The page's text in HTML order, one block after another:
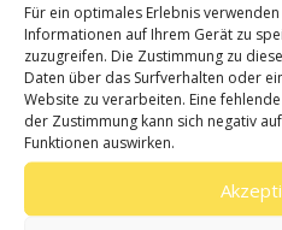
Für ein optimales Erlebnis
Informationen auf Ihrem Gerät zu
zuzugreifen. Die Zustimmung zu
Daten über das Surfverhalten oder
Website zu verarbeiten. Eine
der Zustimmung kann sich negativ
Funktionen auswirken.
Körper diese wichtigen
herstellen kann, ist die...
Lesen Sie